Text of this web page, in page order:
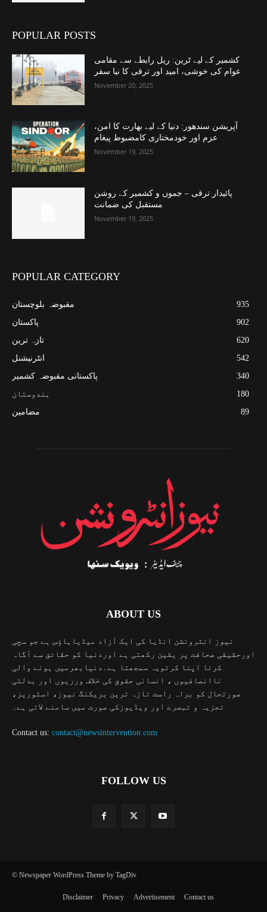
POPULAR POSTS
کشمیر کے لیے ٹرین: ریل رابطے سے مقامی
عوام کی خوشی، امید اور ترقی کا نیا سفر
November 20, 2025
آپریشن سندھور: دنیا کے لیے بھارت کا امن،
عزم اور خودمختاری کامضبوط پیغام
November 19, 2025
پائیدار ترقی – جموں و کشمیر کے روشن
مستقبل کی ضمانت
November 19, 2025
POPULAR CATEGORY
مقبوضہ بلوچستان
935
پاکستان
902
تازہ ترین
620
انٹرنیشنل
542
پاکستانی مقبوضہ کشمیر
340
ہندوستان
180
مضامین
89
ABOUT US
نیوز انٹرونشن انڈیا کی ایک آزاد میڈیاہاؤس ہے جو سچی
اورحقیقی صحافت پر یقین رکھتی ہے اوردنیا کو حقائق سے آگاہ
کرنا اپنا کرتویہ سمجھتا ہے۔دنیابھرمیں ہونے والی
ناانصافیوں ، انسانی حقوق کی خلاف ورزیوں اور بدلتی
صورتحال کو براہ راست تازہ ترین بریکنگ نیوز، اسٹوریز،
تجزیہ و تبصرے اور ویڈیوزکی صورت میں سامنے لاتی ہے۔
Contact us: contact@newsintervention.com
FOLLOW US
© Newspaper WordPress Theme by TagDiv
Disclaimer Privacy Advertisement Contact us